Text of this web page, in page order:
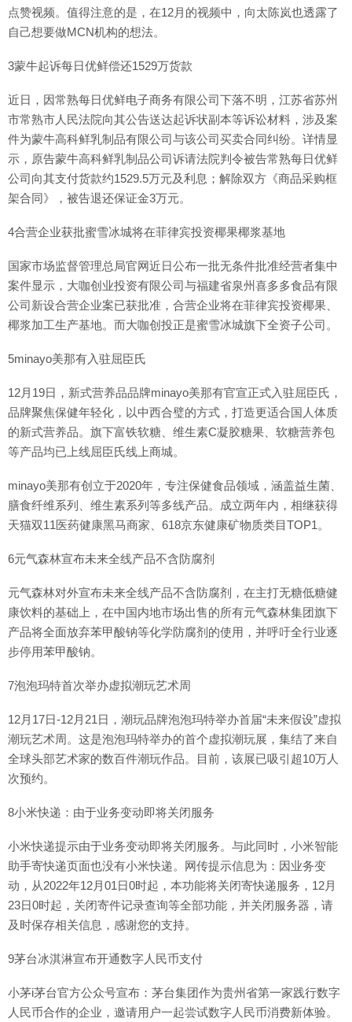
点赞视频。值得注意的是，在12月的视频中，向太陈岚也透露了
自己想要做MCN机构的想法。
3蒙牛起诉每日优鲜偿还1529万货款
近日，因常熟每日优鲜电子商务有限公司下落不明，江苏省苏州
市常熟市人民法院向其公告送达起诉状副本等诉讼材料，涉及案
件为蒙牛高科鲜乳制品有限公司与该公司买卖合同纠纷。详情显
示，原告蒙牛高科鲜乳制品公司诉请法院判令被告常熟每日优鲜
公司向其支付货款约1529.5万元及利息；解除双方《商品采购框
架合同》，被告退还保证金3万元。
4合营企业获批蜜雪冰城将在菲律宾投资椰果椰浆基地
国家市场监督管理总局官网近日公布一批无条件批准经营者集中
案件显示，大咖创业投资有限公司与福建省泉州喜多多食品有限
公司新设合营企业案已获批准，合营企业将在菲律宾投资椰果、
椰浆加工生产基地。而大咖创投正是蜜雪冰城旗下全资子公司。
5minayo美那有入驻屈臣氏
12月19日，新式营养品品牌minayo美那有官宣正式入驻屈臣氏，
品牌聚焦保健年轻化，以中西合璧的方式，打造更适合国人体质
的新式营养品。旗下富铁软糖、维生素C凝胶糖果、软糖营养包
等产品均已上线屈臣氏线上商城。
minayo美那有创立于2020年，专注保健食品领域，涵盖益生菌、
膳食纤维系列、维生素系列等多线产品。成立两年内，相继获得
天猫双11医药健康黑马商家、618京东健康矿物质类目TOP1。
6元气森林宣布未来全线产品不含防腐剂
元气森林对外宣布未来全线产品不含防腐剂，在主打无糖低糖健
康饮料的基础上，在中国内地市场出售的所有元气森林集团旗下
产品将全面放弃苯甲酸钠等化学防腐剂的使用，并呼吁全行业逐
步停用苯甲酸钠。
7泡泡玛特首次举办虚拟潮玩艺术周
12月17日-12月21日，潮玩品牌泡泡玛特举办首届“未来假设”虚拟
潮玩艺术周。这是泡泡玛特举办的首个虚拟潮玩展，集结了来自
全球头部艺术家的数百件潮玩作品。目前，该展已吸引超10万人
次预约。
8小米快递：由于业务变动即将关闭服务
小米快递提示由于业务变动即将关闭服务。与此同时，小米智能
助手寄快递页面也没有小米快递。网传提示信息为：因业务变
动，从2022年12月01日0时起，本功能将关闭寄快递服务，12月
23日0时起，关闭寄件记录查询等全部功能，并关闭服务器，请
及时保存相关信息，感谢您的支持。
9茅台冰淇淋宣布开通数字人民币支付
小茅i茅台官方公众号宣布：茅台集团作为贵州省第一家践行数字
人民币合作的企业，邀请用户一起尝试数字人民币消费新体验。